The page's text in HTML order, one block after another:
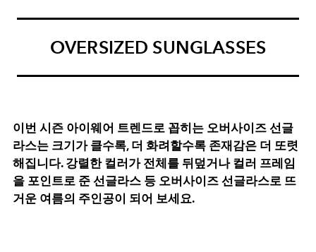
OVERSIZED SUNGLASSES
이번 시즌 아이웨어 트렌드로 꼽히는 오버사이즈 선글
라스는 크기가 클수록, 더 화려할수록 존재감은 더 또렷
해집니다. 강렬한 컬러가 전체를 뒤덮거나 컬러 프레임
을 포인트로 준 선글라스 등 오버사이즈 선글라스로 뜨
거운 여름의 주인공이 되어 보세요.